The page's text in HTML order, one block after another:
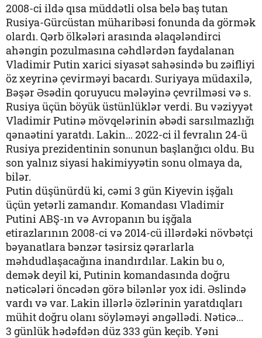
2008-ci ildə qısa müddətli olsa belə baş tutan
Rusiya-Gürcüstan müharibəsi fonunda da görmək
olardı. Qərb ölkələri arasında əlaqələndirci
ahəngin pozulmasına cəhdlərdən faydalanan
Vladimir Putin xarici siyasət sahəsində bu zəifliyi
öz xeyrinə çevirməyi bacardı. Suriyaya müdaxilə,
Bəşər Əsədin qoruyucu mələyinə çevrilməsi və s.
Rusiya üçün böyük üstünlüklər verdi. Bu vəziyyət
Vladimir Putinə mövqelərinin əbədi sarsılmazlığı
qənaətini yaratdı. Lakin... 2022-ci il fevralın 24-ü
Rusiya prezidentinin sonunun başlanğıcı oldu. Bu
son yalnız siyasi hakimiyyətin sonu olmaya da,
bilər.
Putin düşünürdü ki, cəmi 3 gün Kiyevin işğalı
üçün yetərli zamandır. Komandası Vladimir
Putini ABŞ-ın və Avropanın bu işğala
etirazlarının 2008-ci və 2014-cü illərdəki növbətçi
bəyanatlara bənzər təsirsiz qərarlarla
məhdudlaşacağına inandırdılar. Lakin bu o,
demək deyil ki, Putinin komandasında doğru
nəticələri öncədən görə bilənlər yox idi. Əslində
vardı və var. Lakin illərlə özlərinin yaratdıqları
mühit doğru olanı söyləməyi əngəllədi. Nəticə...
3 günlük hədəfdən düz 333 gün keçib. Yəni